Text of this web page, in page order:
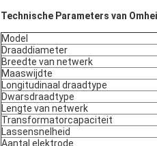
Technische Parameters van
Model
Draaddiameter
Breedte van netwerk
Maaswijdte
Longitudinaal draadtype
Dwarsdraadtype
Lengte van netwerk
Transformatorcapaciteit
Lassensnelheid
Aantal elektrode